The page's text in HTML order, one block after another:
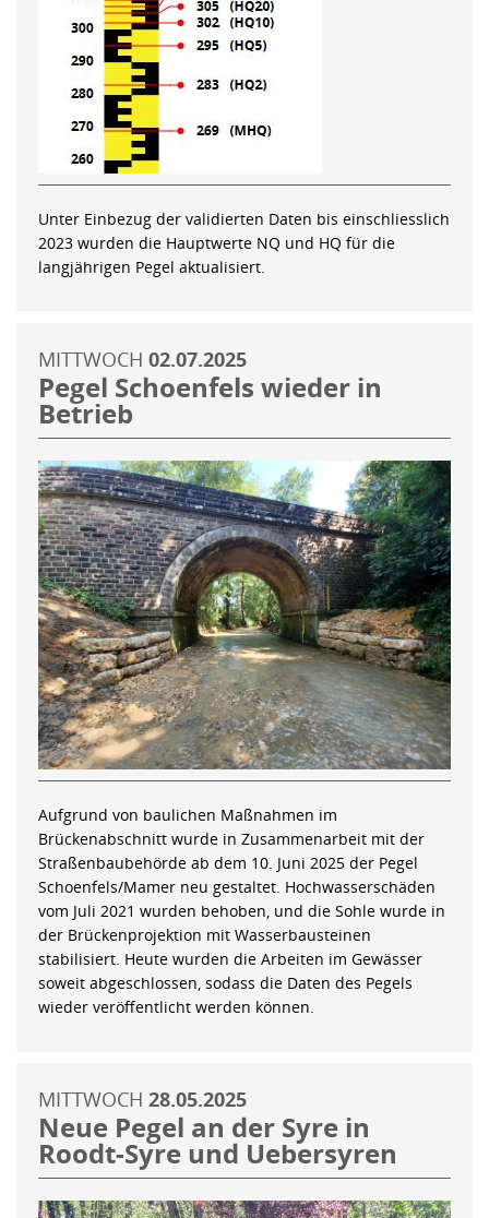
Unter Einbezug der validierten Daten bis einschliesslich
2023 wurden die Hauptwerte NQ und HQ für die
langjährigen Pegel aktualisiert.
MITTWOCH 02.07.2025
Pegel Schoenfels wieder in
Betrieb
Aufgrund von baulichen Maßnahmen im
Brückenabschnitt wurde in Zusammenarbeit mit der
Straßenbaubehörde ab dem 10. Juni 2025 der Pegel
Schoenfels/Mamer neu gestaltet. Hochwasserschäden
vom Juli 2021 wurden behoben, und die Sohle wurde in
der Brückenprojektion mit Wasserbausteinen
stabilisiert. Heute wurden die Arbeiten im Gewässer
soweit abgeschlossen, sodass die Daten des Pegels
wieder veröffentlicht werden können.
MITTWOCH 28.05.2025
Neue Pegel an der Syre in
Roodt-Syre und Uebersyren